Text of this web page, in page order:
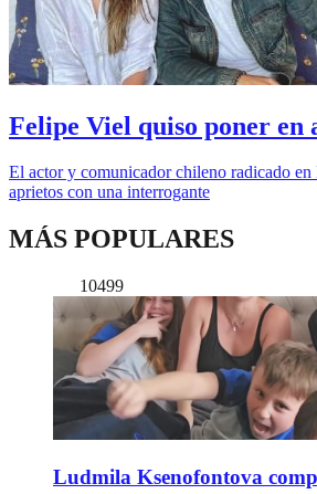
Felipe Viel quiso poner en
El actor y comunicador chileno radicado
aprietos con una interrogante
MÁS POPULARES
10499
Ludmila Ksenofontova